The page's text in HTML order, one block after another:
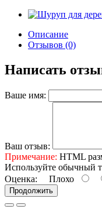
Описание
Отзывов (0)
Написать
Ваше имя:
Ваш отзыв:
Примечание: HTML
Используйте обычный
Оценка: Плохо
Продолжить